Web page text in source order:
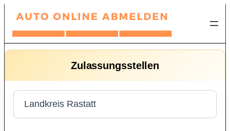
Zum
springen
Zulassungsstellen